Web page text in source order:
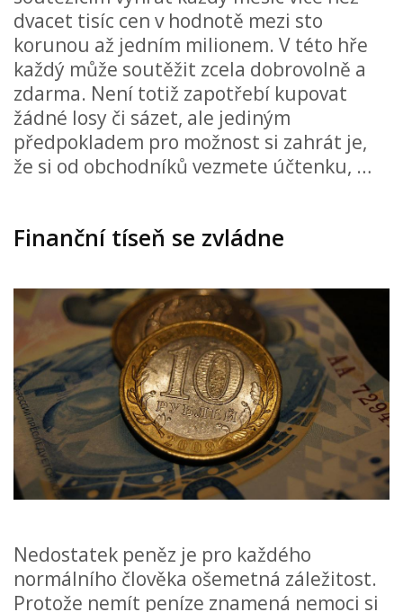
dvacet tisíc cen v hodnotě mezi sto
korunou až jedním milionem. V této hře
každý může soutěžit zcela dobrovolně a
zdarma. Není totiž zapotřebí kupovat
žádné losy či sázet, ale jediným
předpokladem pro možnost si zahrát je,
že si od obchodníků vezmete účtenku, …
Finanční tíseň se zvládne
Nedostatek peněz je pro každého
normálního člověka ošemetná záležitost.
Protože nemít peníze znamená nemoci si